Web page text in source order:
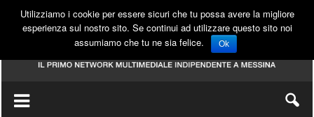
Utilizziamo i cookie per essere sicuri che tu possa avere la migliore
esperienza sul nostro sito. Se continui ad utilizzare questo sito noi
assumiamo che tu ne sia felice.
Ok